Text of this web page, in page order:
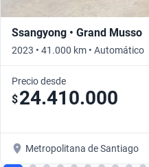
Ssangyong • Grand Musso
2023 • 41.000 km • Automático
Precio desde
$24.410.000
Metropolitana de Santiago